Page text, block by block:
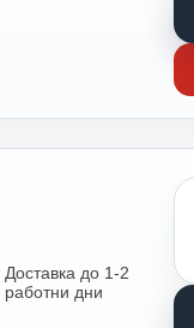
Доставка до 1-2
работни дни